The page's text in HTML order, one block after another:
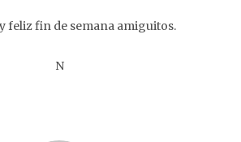
feliz fin de semana amiguitos.
N